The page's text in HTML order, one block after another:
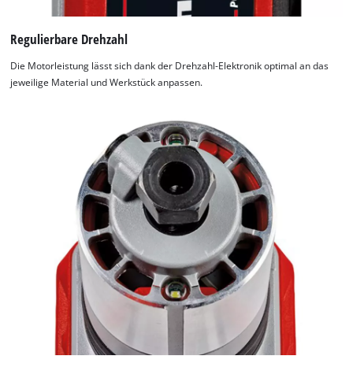
Regulierbare Drehzahl
Die Motorleistung lässt sich dank der Drehzahl-Elektronik optimal an das
jeweilige Material und Werkstück anpassen.